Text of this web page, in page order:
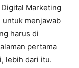
Marketing
untuk menjawab
harus di
pertama
lebih dari itu.